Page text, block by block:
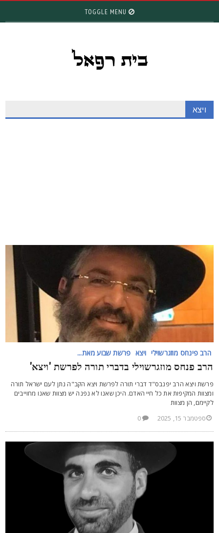
TOGGLE MENU
ויצא
הרב פינחס מוזגרשוילי ויצא פרשת שבוע מאת...
פנחס מוזגרשוילי בדברי תורה לפרשת 'ויצא'
ויצא הרב יפנבס"ד דברי תורה לפרשת ויצא הקב"ה נתן לעם ישראל תורה
המקיפות את כל חיי האדם. היכן שאנו לא נפנה יש מצוות שאנו מחוייבים
הן מצוות
ספטמבר 15, 2025
0